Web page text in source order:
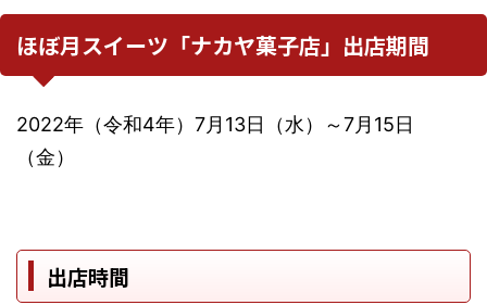
ほぼ月スイーツ「ナカヤ菓子店」出店期間
2022年（令和4年）7月13日（水）～7月15日
（金）
出店時間